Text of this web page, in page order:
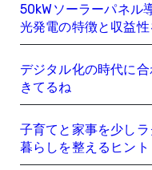
50kWソーラーパネル
光発電の特徴と収益
デジタル化の時代に
きてるね
子育てと家事を少し
暮らしを整えるヒント